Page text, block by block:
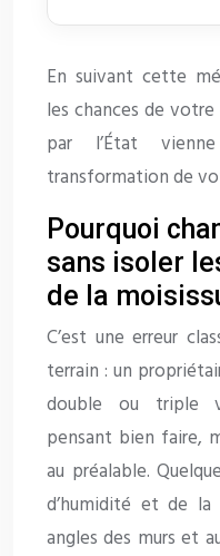
En suivant cette
les chances de
par l’État
transformation de
Pourquoi
sans isoler
de la
C’est une erreur
terrain : un
double ou triple
pensant bien faire,
au préalable.
d’humidité et de la
angles des murs et